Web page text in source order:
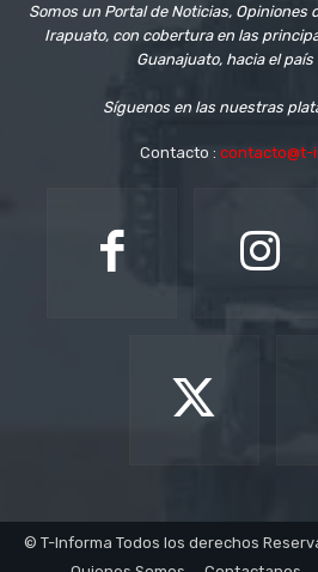
Somos un Portal de Noticias, Opiniones
Irapuato, con cobertura en las
Guanajuato, hacia el
Síguenos en las nuestras
Contacto : contacto@t-
© T-Informa Todos los derechos